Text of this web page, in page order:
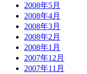
2008年5月
2008年4月
2008年3月
2008年2月
2008年1月
2007年12月
2007年11月